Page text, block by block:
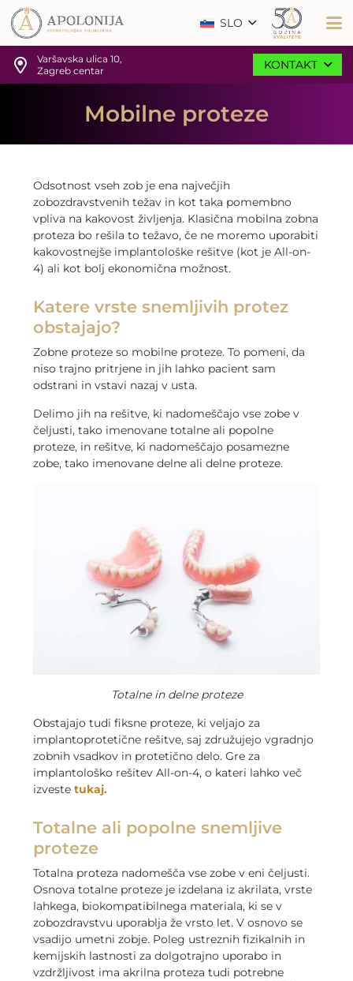
SLO
Varšavska ulica 10,
Zagreb centar
KONTAKT
Mobilne proteze
Odsotnost vseh zob je ena največjih
zobozdravstvenih težav in kot taka pomembno
vpliva na kakovost življenja. Klasična mobilna zobna
proteza bo rešila to težavo, če ne moremo uporabiti
kakovostnejše implantološke rešitve (kot je All-on-
4) ali kot bolj ekonomična možnost.
Katere vrste snemljivih protez
obstajajo?
Zobne proteze so mobilne proteze. To pomeni, da
niso trajno pritrjene in jih lahko pacient sam
odstrani in vstavi nazaj v usta.
Delimo jih na rešitve, ki nadomeščajo vse zobe v
čeljusti, tako imenovane totalne ali popolne
proteze, in rešitve, ki nadomeščajo posamezne
zobe, tako imenovane delne ali delne proteze.
Totalne in delne proteze
Obstajajo tudi fiksne proteze, ki veljajo za
implantoprotetične rešitve, saj združujejo vgradnjo
zobnih vsadkov in protetično delo. Gre za
implantološko rešitev All-on-4, o kateri lahko več
izveste tukaj.
Totalne ali popolne snemljive
proteze
Totalna proteza nadomešča vse zobe v eni čeljusti.
Osnova totalne proteze je izdelana iz akrilata, vrste
lahkega, biokompatibilnega materiala, ki se v
zobozdravstvu uporablja že vrsto let. V osnovo se
vsadijo umetni zobje. Poleg ustreznih fizikalnih in
kemijskih lastnosti za dolgotrajno uporabo in
vzdržljivost ima akrilna proteza tudi potrebne